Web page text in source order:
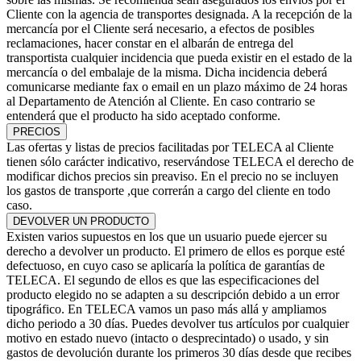
Cliente con la agencia de transportes designada. A la recepción de la
mercancía por el Cliente será necesario, a efectos de posibles
reclamaciones, hacer constar en el albarán de entrega del
transportista cualquier incidencia que pueda existir en el estado de la
mercancía o del embalaje de la misma. Dicha incidencia deberá
comunicarse mediante fax o email en un plazo máximo de 24 horas
al Departamento de Atención al Cliente. En caso contrario se
entenderá que el producto ha sido aceptado conforme.
PRECIOS
Las ofertas y listas de precios facilitadas por TELECA al Cliente
tienen sólo carácter indicativo, reservándose TELECA el derecho de
modificar dichos precios sin preaviso. En el precio no se incluyen
los gastos de transporte ,que correrán a cargo del cliente en todo
caso.
DEVOLVER UN PRODUCTO
Existen varios supuestos en los que un usuario puede ejercer su
derecho a devolver un producto. El primero de ellos es porque esté
defectuoso, en cuyo caso se aplicaría la política de garantías de
TELECA. El segundo de ellos es que las especificaciones del
producto elegido no se adapten a su descripción debido a un error
tipográfico. En TELECA vamos un paso más allá y ampliamos
dicho periodo a 30 días. Puedes devolver tus artículos por cualquier
motivo en estado nuevo (intacto o desprecintado) o usado, y sin
gastos de devolución durante los primeros 30 días desde que recibes